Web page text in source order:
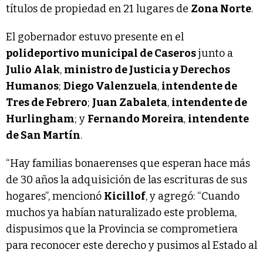
títulos de propiedad en 21 lugares de Zona Norte.
El gobernador estuvo presente en el
polideportivo municipal de Caserosjunto a
Julio Alak, ministro de Justicia y Derechos
Humanos; Diego Valenzuela, intendente de
Tres de Febrero; Juan Zabaleta, intendente de
Hurlingham; y Fernando Moreira, intendente
de San Martín.
“Hay familias bonaerenses que esperan hace más
de 30 años la adquisición de las escrituras de sus
hogares”, mencionó Kicillof, y agregó: “Cuando
muchos ya habían naturalizado este problema,
dispusimos que la Provincia se comprometiera
para reconocer este derecho y pusimos al Estado al